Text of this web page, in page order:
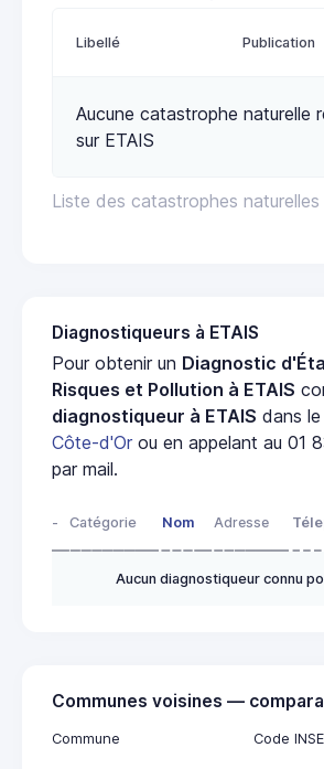
Liste des catastrophes naturelles
Libellé Publication
Aucune catastrophe naturelle
sur ETAIS
Diagnostiqueurs à ETAIS
Pour obtenir un Diagnostic
Risques et Pollution à ETAIS
diagnostiqueur à ETAIS dans
Côte-d'Or ou en appelant au 01
par mail.
- Catégorie Nom Adresse
Aucun diagnostiqueur connu
Communes voisines —
Commune Code